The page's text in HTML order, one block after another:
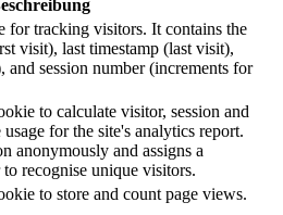
for tracking visitors. It contains the
visit), last timestamp (last visit),
and session number (increments for
to calculate visitor, session and
for the site's analytics report.
anonymously and assigns a
recognise unique visitors.
to store and count page views.